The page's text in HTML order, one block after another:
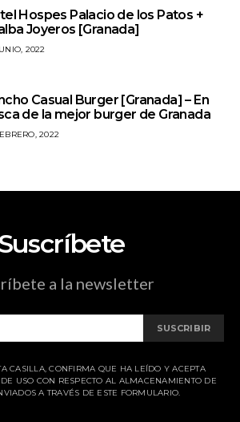
Hospes Palacio de los Patos +
Joyeros [Granada]
2022
Casual Burger [Granada] – En
de la mejor burger de Granada
2022
a la newsletter
SUSCRIBIR
CASILLA, CONFIRMA QUE HA LEÍDO Y ACEPTA
USO CON RESPECTO AL ALMACENAMIENTO DE
A TRAVÉS DE ESTE FORMULARIO.